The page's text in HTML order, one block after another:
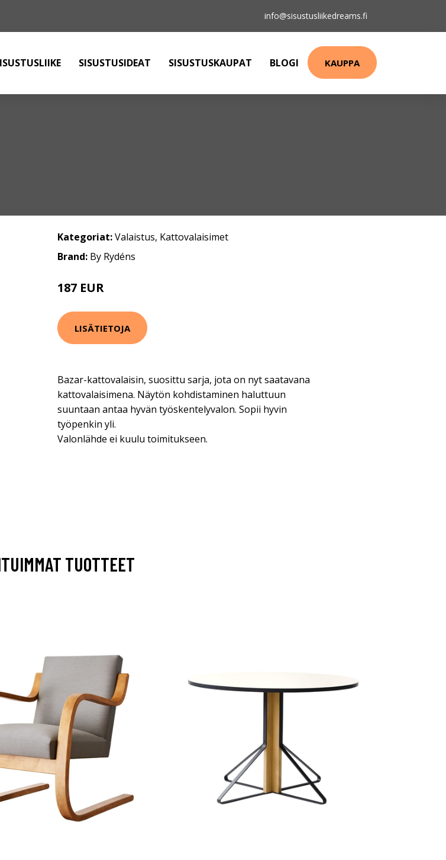
info@sisustusliikedreams.fi
SISUSTUSIDEAT SISUSTUSKAUPAT BLOGI KAUPPA
Kategoriat:Valaistus, Kattovalaisimet
Brand: By Rydéns
187 EUR
LISÄTIETOJA
Bazar-kattovalaisin, suosittu sarja, jota on nyt saatavana
kattovalaisimena. Näytön kohdistaminen haluttuun
suuntaan antaa hyvän työskentelyvalon. Sopii hyvin
työpenkin yli.
Valonlähde ei kuulu toimitukseen.
TUOTTEET